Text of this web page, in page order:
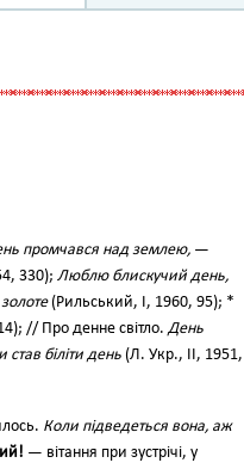
промчався над землею, —
330); Люблю блискучий день,
(Рильський, І, 1960, 95); *
// Про денне світло.День
став біліти день (Л. Укр., II, 1951,
Коли підведеться вона, аж
— вітання при зустрічі, у